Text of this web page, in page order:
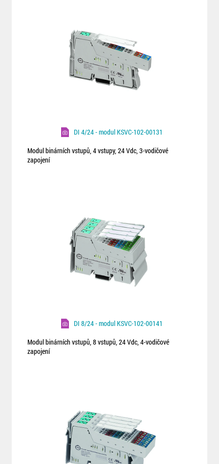
DI 4/24 - modul KSVC-102-00131
Modul binárních vstupů, 4 vstupy, 24 Vdc, 3-vodičové
zapojení
DI 8/24 - modul KSVC-102-00141
Modul binárních vstupů, 8 vstupů, 24 Vdc, 4-vodičové
zapojení